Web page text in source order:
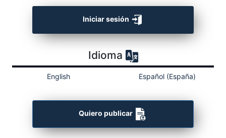
Iniciar sesión
Idioma
English Español (España)
Quiero publicar